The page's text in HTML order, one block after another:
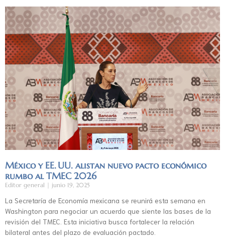
México y EE. UU. alistan nuevo pacto económico
rumbo al TMEC 2026
Editor general junio 19, 2025
La Secretaría de Economía mexicana se reunirá esta semana en
Washington para negociar un acuerdo que siente las bases de la
revisión del TMEC. Esta iniciativa busca fortalecer la relación
bilateral antes del plazo de evaluación pactado.